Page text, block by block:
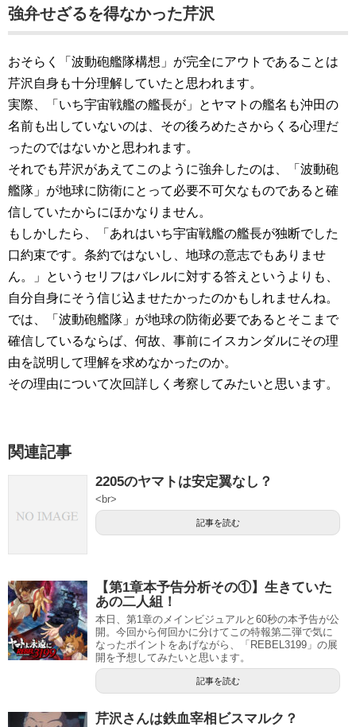
強弁せざるを得なかった芹沢
おそらく「波動砲艦隊構想」が完全にアウトであることは
芹沢自身も十分理解していたと思われます。
実際、「いち宇宙戦艦の艦長が」とヤマトの艦名も沖田の
名前も出していないのは、その後ろめたさからくる心理だ
ったのではないかと思われます。
それでも芹沢があえてこのように強弁したのは、「波動砲
艦隊」が地球に防衛にとって必要不可欠なものであると確
信していたからにほかなりません。
もしかしたら、「あれはいち宇宙戦艦の艦長が独断でした
口約束です。条約ではないし、地球の意志でもありませ
ん。」というセリフはバレルに対する答えというよりも、
自分自身にそう信じ込ませたかったのかもしれませんね。
では、「波動砲艦隊」が地球の防衛必要であるとそこまで
確信しているならば、何故、事前にイスカンダルにその理
由を説明して理解を求めなかったのか。
その理由について次回詳しく考察してみたいと思います。
関連記事
2205のヤマトは安定翼なし？
<br>
記事を読む
【第1章本予告分析その①】生きていた
あの二人組！
本日、第1章のメインビジュアルと60秒の本予告が公
開。今回から何回かに分けてこの特報第二弾で気に
なったポイントをあげながら、「REBEL3199」の展
開を予想してみたいと思います。
記事を読む
芹沢さんは鉄血宰相ビスマルク？